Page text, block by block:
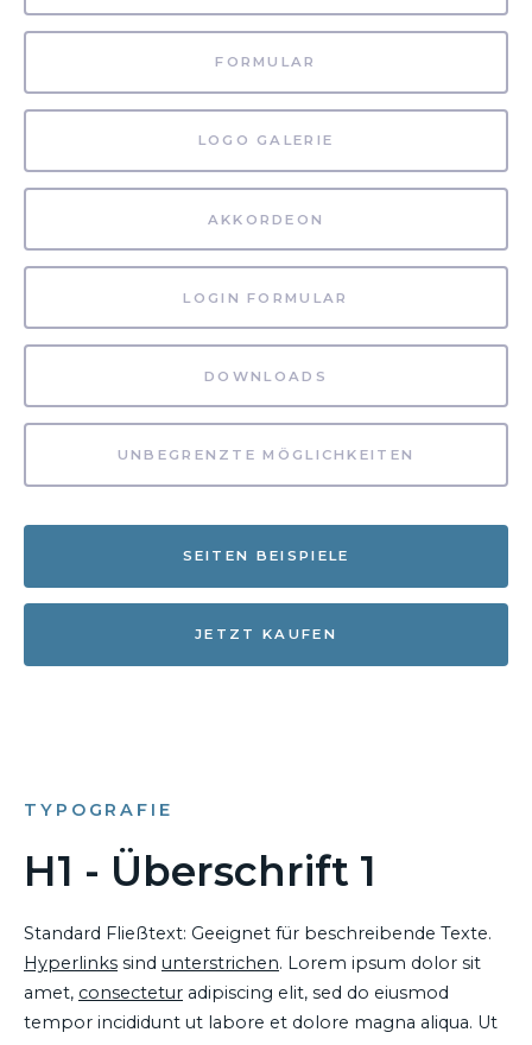
FORMULAR
LOGO GALERIE
AKKORDEON
LOGIN FORMULAR
DOWNLOADS
UNBEGRENZTE MÖGLICHKEITEN
SEITEN BEISPIELE
JETZT KAUFEN
TYPOGRAFIE
H1 - Überschrift 1
Standard Fließtext: Geeignet für beschreibende Texte.
Hyperlinks sind unterstrichen. Lorem ipsum dolor sit
amet, consectetur adipiscing elit, sed do eiusmod
tempor incididunt ut labore et dolore magna aliqua. Ut